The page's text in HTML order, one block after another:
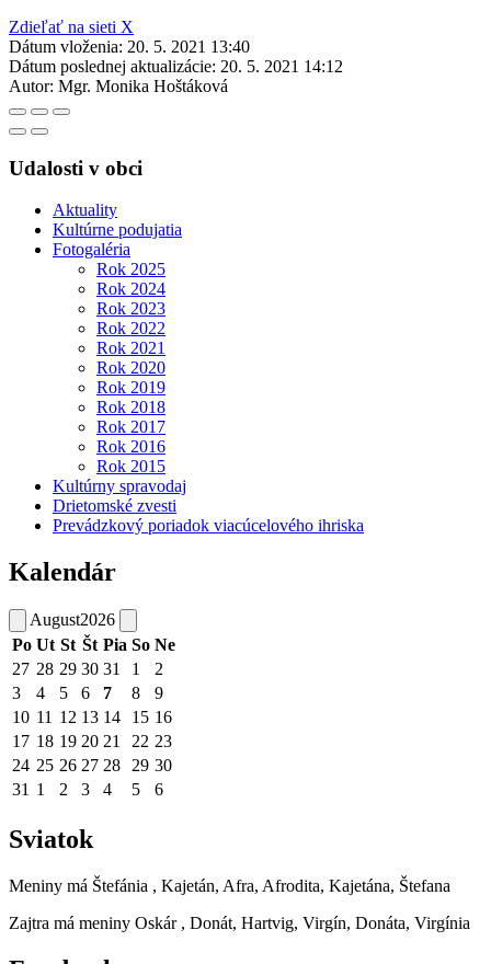
Zdieľať na sieti X
Dátum vloženia: 20. 5. 2021 13:40
Dátum poslednej aktualizácie: 20. 5. 2021 14:12
Autor: Mgr. Monika Hoštáková
Udalosti v obci
Aktuality
Kultúrne podujatia
Fotogaléria
Rok 2025
Rok 2024
Rok 2023
Rok 2022
Rok 2021
Rok 2020
Rok 2019
Rok 2018
Rok 2017
Rok 2016
Rok 2015
Kultúrny spravodaj
Drietomské zvesti
Prevádzkový poriadok viacúcelového ihriska
Kalendár
August2026
Po Ut St Št Pia So Ne
27 28 29 30 31 1
2
3
4 5 6 7 8
9
10 11 12 13 14 15 16
17 18 19 20 21 22 23
24 25 26 27 28 29 30
31 1 2 3 4 5 6
Sviatok
Meniny má Štefánia , Kajetán, Afra, Afrodita, Kajetána, Štefana
Zajtra má meniny Oskár , Donát, Hartvig, Virgín, Donáta, Virgínia